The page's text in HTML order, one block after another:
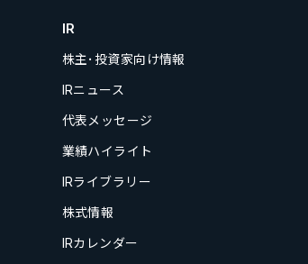
IR
株主･投資家向け情報
IRニュース
代表メッセージ
業績ハイライト
IRライブラリー
株式情報
IRカレンダー